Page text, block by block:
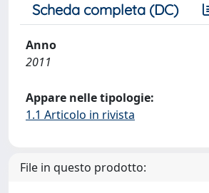
Scheda completa (DC)
Anno
2011
Appare nelle tipologie:
1.1 Articolo in rivista
File in questo prodotto: